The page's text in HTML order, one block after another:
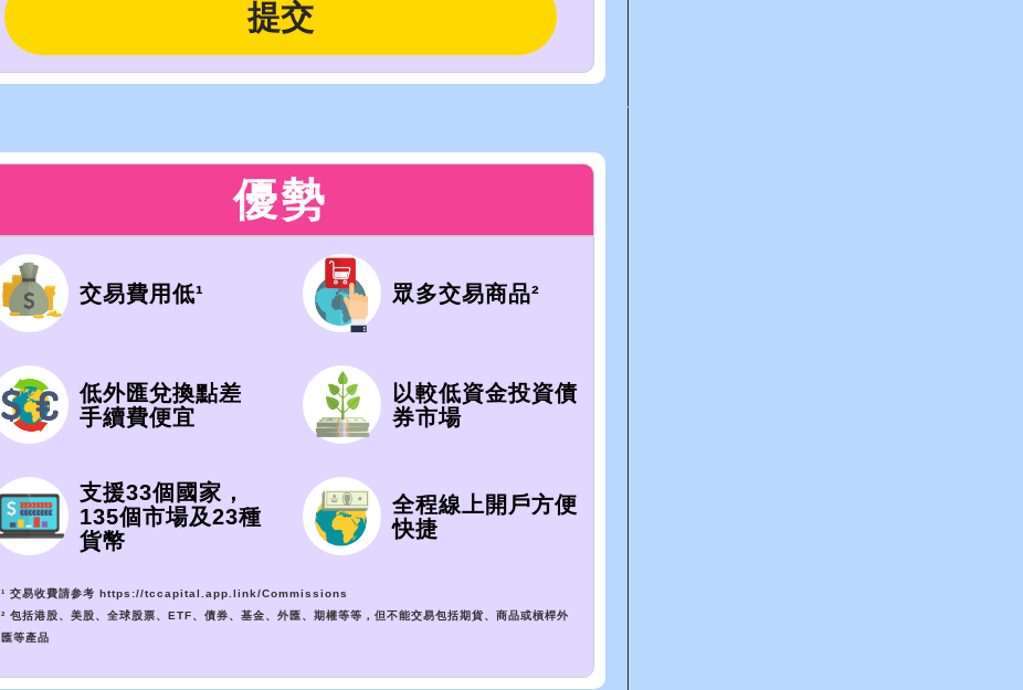
優勢
交易費用低¹ 眾多交易商品²
低外匯兌換點差
手續費便宜
以較低資金投資債
券市場
支援33個國家，
135個市場及23種
貨幣
全程線上開戶方便
快捷
¹ 交易收費請参考 https://tccapital.app.link/Commissions
² 包括港股、美股、全球股票、ETF、債券、基金、外匯、期權等等，但不能交易包括期貨、商品或槓桿外
匯等產品